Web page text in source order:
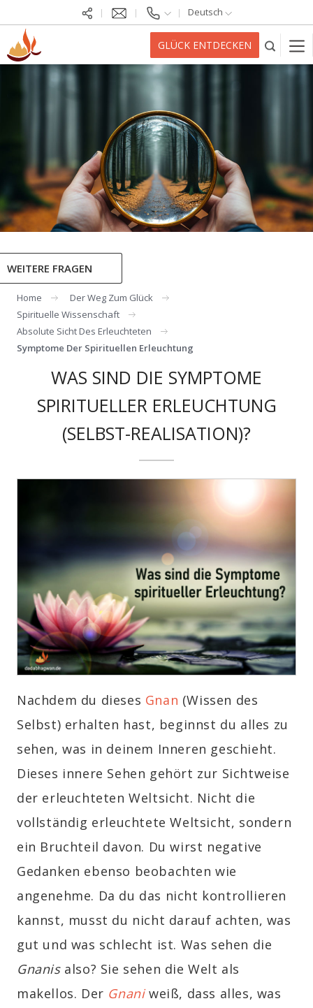
Deutsch
GLÜCK ENTDECKEN
WEITERE FRAGEN
Home
Der Weg Zum Glück
Spirituelle Wissenschaft
Absolute Sicht Des Erleuchteten
Symptome Der Spirituellen Erleuchtung
WAS SIND DIE SYMPTOME
SPIRITUELLER ERLEUCHTUNG
(SELBST-REALISATION)?
Nachdem du dieses Gnan (Wissen des
Selbst) erhalten hast, beginnst du alles zu
sehen, was in deinem Inneren geschieht.
Dieses innere Sehen gehört zur Sichtweise
der erleuchteten Weltsicht. Nicht die
vollständig erleuchtete Weltsicht, sondern
ein Bruchteil davon. Du wirst negative
Gedanken ebenso beobachten wie
angenehme. Da du das nicht kontrollieren
kannst, musst du nicht darauf achten, was
gut und was schlecht ist. Was sehen die
Gnanis also? Sie sehen die Welt als
makellos. Der Gnaniweiß, dass alles, was